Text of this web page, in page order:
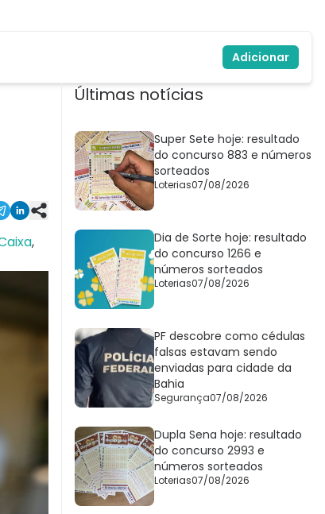
Adicionar
,
Últimas notícias
Super Sete hoje: resultado
do concurso 883 e números
sorteados
Loterias07/08/2026
Dia de Sorte hoje: resultado
do concurso 1266 e
números sorteados
Loterias07/08/2026
PF descobre como cédulas
falsas estavam sendo
enviadas para cidade da
Bahia
Segurança07/08/2026
Dupla Sena hoje: resultado
do concurso 2993 e
números sorteados
Loterias07/08/2026